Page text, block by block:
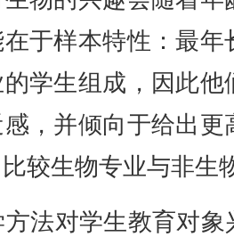
于样本特性：最
学生组成，因此
，并倾向于给出
较生物专业与非生
法对学生教育对